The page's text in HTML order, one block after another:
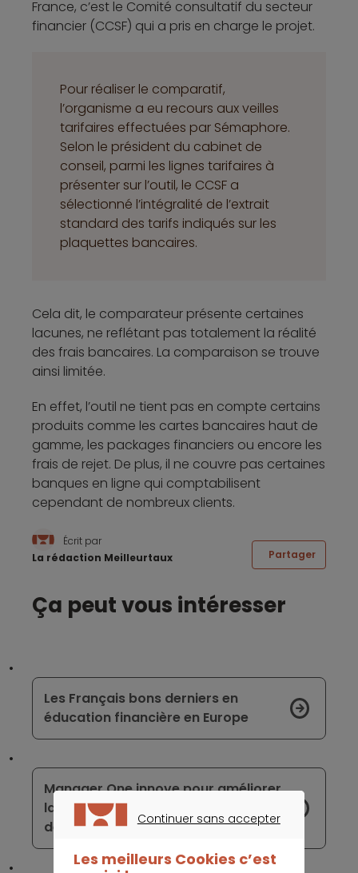
France, c’est le Comité consultatif du secteur
financier (CCSF) qui a pris en charge le projet.
Pour réaliser le comparatif,
l’organisme a eu recours aux veilles
tarifaires effectuées par Sémaphore.
Selon le président du cabinet de
conseil, parmi les lignes tarifaires à
présenter sur l’outil, le CCSF a
sélectionné l’intégralité de l’extrait
standard des tarifs indiqués sur les
plaquettes bancaires.
Cela dit, le comparateur présente certaines
lacunes, ne reflétant pas totalement la réalité
des frais bancaires. La comparaison se trouve
ainsi limitée.
En effet, l’outil ne tient pas en compte certains
produits comme les cartes bancaires haut de
gamme, les packages financiers ou encore les
frais de rejet. De plus, il ne couvre pas certaines
banques en ligne qui comptabilisent
cependant de nombreux clients.
Écrit par
La rédaction Meilleurtaux
Partager
Ça peut vous intéresser
Les Français bons derniers en
éducation financière en Europe
Manager One innove pour améliorer
la gestion des notes de frais au sein
des entreprisesContinuer sans accepter
Les meilleurs Cookies c’est